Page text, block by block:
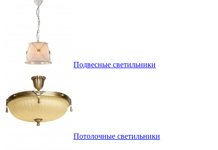
Подвесные светильники
Потолочные светильники